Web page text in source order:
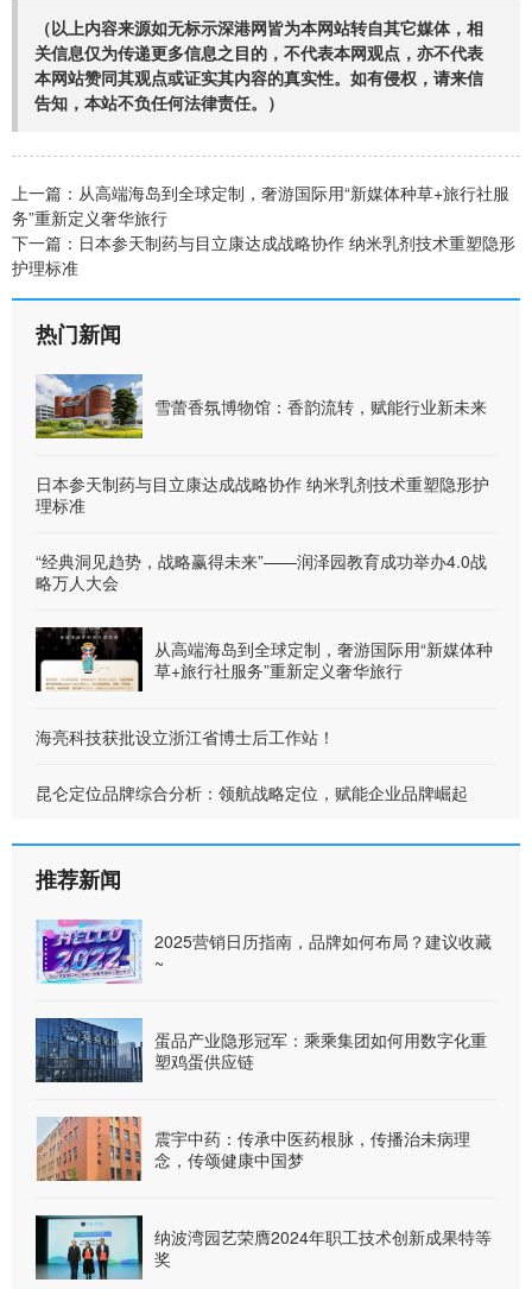
（以上内容来源如无标示深港网皆为本网站转自其它媒体，相
关信息仅为传递更多信息之目的，不代表本网观点，亦不代表
本网站赞同其观点或证实其内容的真实性。如有侵权，请来信
告知，本站不负任何法律责任。）
上一篇： 从高端海岛到全球定制，奢游国际用“新媒体种草+旅行社服
务”重新定义奢华旅行
下一篇： 日本参天制药与目立康达成战略协作 纳米乳剂技术重塑隐形
护理标准
热门新闻
雪蕾香氛博物馆：香韵流转，赋能行业新未来
日本参天制药与目立康达成战略协作 纳米乳剂技术重塑隐形护
理标准
“经典洞见趋势，战略赢得未来”——润泽园教育成功举办4.0战
略万人大会
从高端海岛到全球定制，奢游国际用“新媒体种
草+旅行社服务”重新定义奢华旅行
海亮科技获批设立浙江省博士后工作站！
昆仑定位品牌综合分析：领航战略定位，赋能企业品牌崛起
推荐新闻
2025营销日历指南，品牌如何布局？建议收藏
~
蛋品产业隐形冠军：乘乘集团如何用数字化重
塑鸡蛋供应链
震宇中药：传承中医药根脉，传播治未病理
念，传颂健康中国梦
纳波湾园艺荣膺2024年职工技术创新成果特等
奖